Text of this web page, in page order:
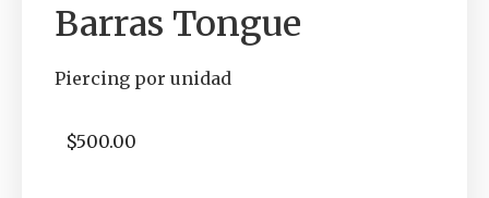
Barras Tongue
Piercing por unidad
$500.00